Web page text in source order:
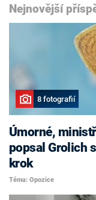
Nejnovější
8 fotografií
Úmorné,
popsal Grolich
krok
Téma: Opozice